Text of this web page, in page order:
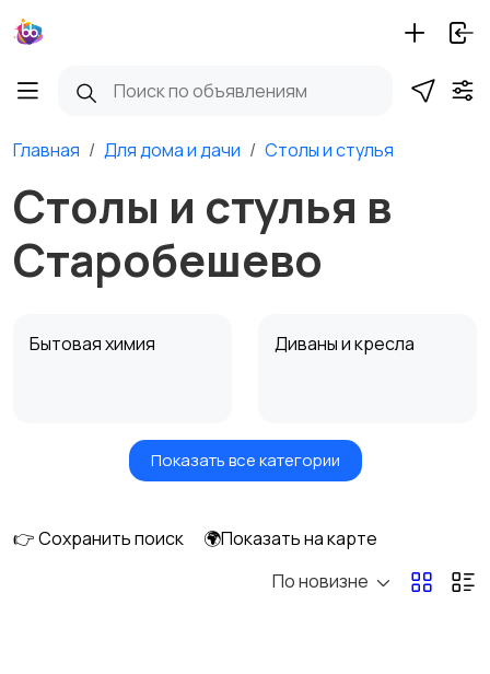
Главная Для дома и дачи Столы и стулья
Столы и стулья в
Старобешево
Бытовая химия Диваны и кресла
Кровати и матрасы Кухонные гарнитуры
Оформление
Показать все категории
👉 Сохранить поиск
🌍Показать на карте
По новизне